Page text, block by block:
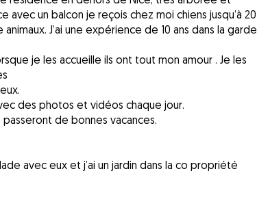
avec un balcon je reçois chez moi chiens jusqu’à 20
J’ai une expérience de 10 ans dans la garde
je les accueille ils ont tout mon amour . Je les
des photos et vidéos chaque jour.
de bonnes vacances.
avec eux et j’ai un jardin dans la co propriété